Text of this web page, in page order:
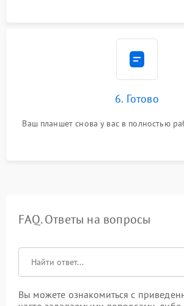
6. Готово
Ваш планшет снова у вас в полностью
FAQ. Ответы на вопросы
Вы можете ознакомиться с